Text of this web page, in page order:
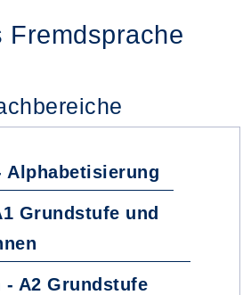
Fremdsprache
Alphabetisierung
Grundstufe und
- A2 Grundstufe